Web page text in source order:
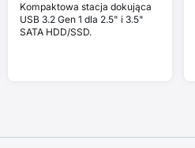
Kompaktowa stacja dokująca
USB 3.2 Gen 1 dla 2.5" i 3.5"
SATA HDD/SSD.